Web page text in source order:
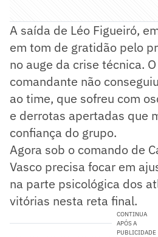
A saída de Léo Figueiró,
em tom de gratidão pelo
no auge da crise técnica.
comandante não
ao time, que sofreu com
e derrotas apertadas que
confiança do grupo.
Agora sob o comando de
Vasco precisa focar em
na parte psicológica dos
vitórias nesta reta final.
CONTINUA
APÓS A
PUBLICIDADE